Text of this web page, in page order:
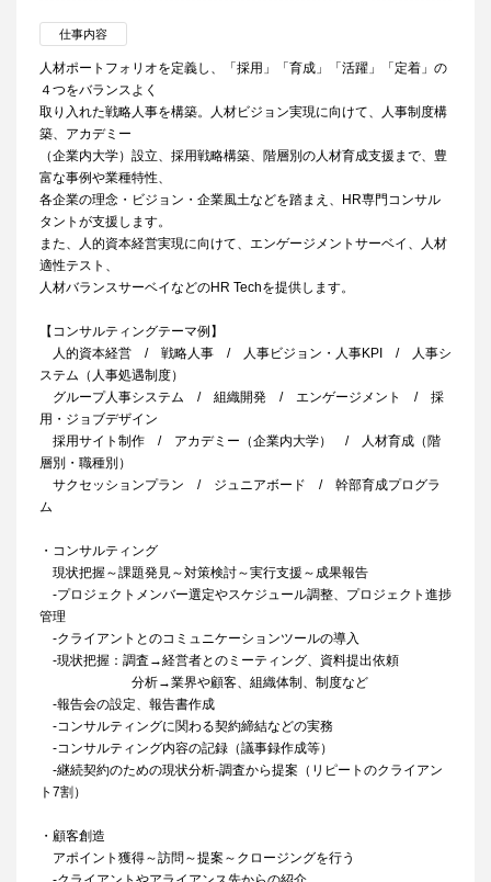
仕事内容
人材ポートフォリオを定義し、「採用」「育成」「活躍」「定着」の
４つをバランスよく
取り入れた戦略人事を構築。人材ビジョン実現に向けて、人事制度構
築、アカデミー
（企業内大学）設立、採用戦略構築、階層別の人材育成支援まで、豊
富な事例や業種特性、
各企業の理念・ビジョン・企業風土などを踏まえ、HR専門コンサル
タントが支援します。
また、人的資本経営実現に向けて、エンゲージメントサーベイ、人材
適性テスト、
人材バランスサーベイなどのHR Techを提供します。
【コンサルティングテーマ例】
人的資本経営 / 戦略人事 / 人事ビジョン・人事KPI / 人事シ
ステム（人事処遇制度）
グループ人事システム / 組織開発 / エンゲージメント / 採
用・ジョブデザイン
採用サイト制作 / アカデミー（企業内大学） / 人材育成（階
層別・職種別）
サクセッションプラン / ジュニアボード / 幹部育成プログラ
ム
・コンサルティング
現状把握～課題発見～対策検討～実行支援～成果報告
‐プロジェクトメンバー選定やスケジュール調整、プロジェクト進捗
管理
‐クライアントとのコミュニケーションツールの導入
‐現状把握：調査→経営者とのミーティング、資料提出依頼
分析→業界や顧客、組織体制、制度など
‐報告会の設定、報告書作成
‐コンサルティングに関わる契約締結などの実務
‐コンサルティング内容の記録（議事録作成等）
‐継続契約のための現状分析‐調査から提案（リピートのクライアン
ト7割）
・顧客創造
アポイント獲得～訪問～提案～クロージングを行う